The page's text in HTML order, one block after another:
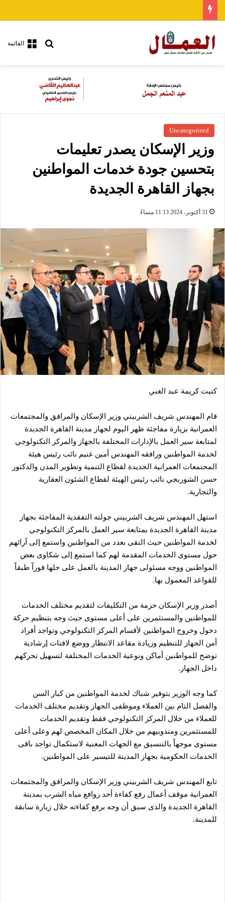
القائمةبحث عن
Uncategorized
وزير الإسكان يصدر تعليمات
بتحسين جودة خدمات المواطنين
بجهاز القاهرة الجديدة
31 أكتوبر، 2024 11:13 مساءً
كتبت كريمة عبد الغني
قام المهندس شريف الشربيني وزير الإسكان والمرافق والمجتمعات
العمرانية بزيارة مفاجئة ظهر اليوم لجهاز مدينة القاهرة الجديدة
لمتابعة سير العمل بالإدارات المختلفة بالجهاز والمركز التكنولوجي
لخدمة المواطنين ورافقه المهندس أمين غنيم نائب رئيس هيئة
المجتمعات العمرانية الجديدة لقطاع التنمية وتطوير المدن والدكتور
حسن الشوربجي نائب رئيس الهيئة لقطاع الشئون العقارية
والتجارية.
استهل المهندس شريف الشربيني جولته التفقدية المفاجئة بجهاز
مدينة القاهرة الجديدة بمتابعة سير العمل بالمركز التكنولوجي
لخدمة المواطنين حيث التقى بعدد من المواطنين واستمع إلى آرائهم
حول مستوى الخدمات المقدمة لهم كما استمع إلى شكاوى بعض
المواطنين ووجه مسئولى جهاز المدينة بالعمل على حلها فوراً طبقاً
للقواعد المعمول بها.
أصدر وزير الإسكان حزمة من التكليفات لتقديم مختلف الخدمات
للمواطنين والمستثمرين على أعلى مستوى حيث وجه بتنظيم حركة
دخول وخروج المواطنين لأقسام المركز التكنولوجي وتواجد أفراد
أمن الجهاز للتنظيم وزيادة مقاعد الانتظار ووضع لافتات إرشادية
توضح للمواطنين أماكن ونوعية الخدمات المختلفة لتسهيل تحركهم
داخل الجهاز.
كما وجه الوزير بتوفير شباك لخدمة المواطنين من كبار السن
والفصل التام بين العملاء وموظفى الجهاز وتقديم مختلف الخدمات
للعملاء من خلال المركز التكنولوجي فقط وتقديم الخدمات
للمستثمرين ومندوبيهم من خلال المكان المخصص لهم وعلى أعلى
مستوى موجهاً بالتنسيق مع الجهات المعنية لاستكمال تواجد باقى
الخدمات الحكومية بجهاز المدينة للتيسير على المواطنين.
تابع المهندس شريف الشربيني وزير الإسكان والمرافق والمجتمعات
العمرانية موقف أعمال رفع كفاءة أحد روافع مياه الشرب بمدينة
القاهرة الجديدة والذى سبق أن وجه برفع كفاءته خلال زيارة سابقة
للمدينة.